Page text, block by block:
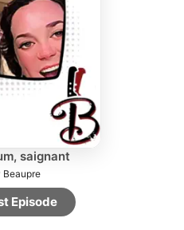
saignant
Beaupre
Episode